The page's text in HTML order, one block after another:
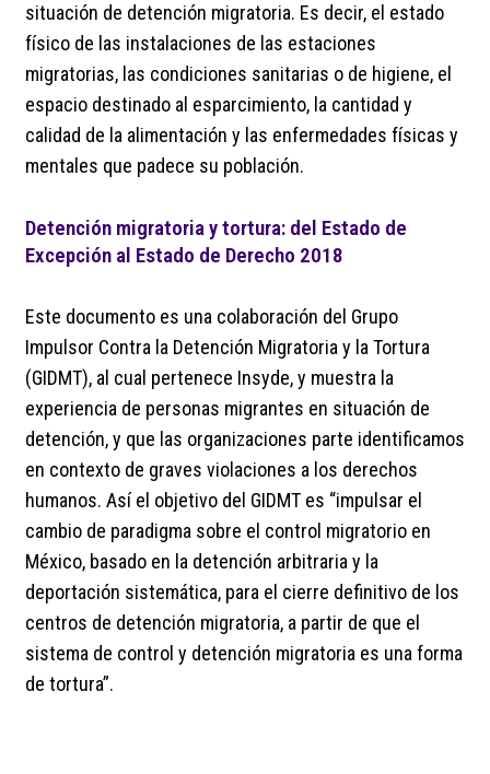
situación de detención migratoria. Es decir, el estado
físico de las instalaciones de las estaciones
migratorias, las condiciones sanitarias o de higiene, el
espacio destinado al esparcimiento, la cantidad y
calidad de la alimentación y las enfermedades físicas y
mentales que padece su población.
Detención migratoria y tortura: del Estado de
Excepción al Estado de Derecho 2018
Este documento es una colaboración del Grupo
Impulsor Contra la Detención Migratoria y la Tortura
(GIDMT), al cual pertenece Insyde, y muestra la
experiencia de personas migrantes en situación de
detención, y que las organizaciones parte identificamos
en contexto de graves violaciones a los derechos
humanos. Así el objetivo del GIDMT es “impulsar el
cambio de paradigma sobre el control migratorio en
México, basado en la detención arbitraria y la
deportación sistemática, para el cierre definitivo de los
centros de detención migratoria, a partir de que el
sistema de control y detención migratoria es una forma
de tortura”.